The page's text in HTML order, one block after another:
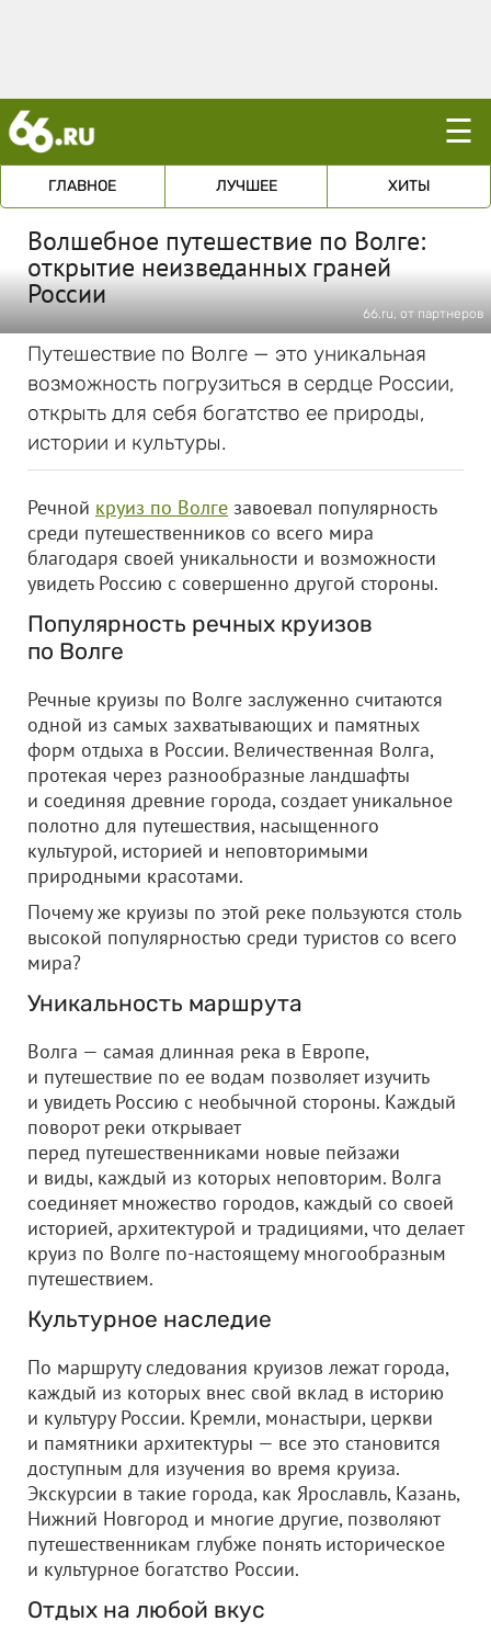
☰
ГЛАВНОЕ ЛУЧШЕЕ ХИТЫ
Волшебное путешествие по Волге:
открытие неизведанных граней
России
66.ru, от партнеров
Путешествие по Волге — это уникальная
возможность погрузиться в сердце России,
открыть для себя богатство ее природы,
истории и культуры.
Речной круиз по Волге завоевал популярность
среди путешественников со всего мира
благодаря своей уникальности и возможности
увидеть Россию с совершенно другой стороны.
Популярность речных круизов
по Волге
Речные круизы по Волге заслуженно считаются
одной из самых захватывающих и памятных
форм отдыха в России. Величественная Волга,
протекая через разнообразные ландшафты
и соединяя древние города, создает уникальное
полотно для путешествия, насыщенного
культурой, историей и неповторимыми
природными красотами.
Почему же круизы по этой реке пользуются столь
высокой популярностью среди туристов со всего
мира?
Уникальность маршрута
Волга — самая длинная река в Европе,
и путешествие по ее водам позволяет изучить
и увидеть Россию с необычной стороны. Каждый
поворот реки открывает
перед путешественниками новые пейзажи
и виды, каждый из которых неповторим. Волга
соединяет множество городов, каждый со своей
историей, архитектурой и традициями, что делает
круиз по Волге по-настоящему многообразным
путешествием.
Культурное наследие
По маршруту следования круизов лежат города,
каждый из которых внес свой вклад в историю
и культуру России. Кремли, монастыри, церкви
и памятники архитектуры — все это становится
доступным для изучения во время круиза.
Экскурсии в такие города, как Ярославль, Казань,
Нижний Новгород и многие другие, позволяют
путешественникам глубже понять историческое
и культурное богатство России.
Отдых на любой вкус